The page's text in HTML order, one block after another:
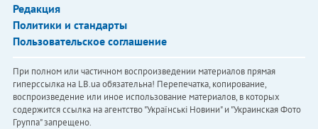
Редакция
Политики и стандарты
Пользовательское соглашение
При полном или частичном воспроизведении материалов прямая
гиперссылка на LB.ua обязательна! Перепечатка, копирование,
воспроизведение или иное использование материалов, в которых
содержится ссылка на агентство "Українськi Новини" и "Украинская Фото
Группа" запрещено.